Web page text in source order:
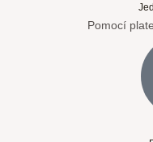
Pomocí